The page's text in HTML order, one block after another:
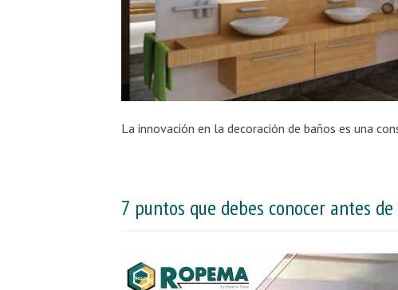
7 puntos que debes conocer antes